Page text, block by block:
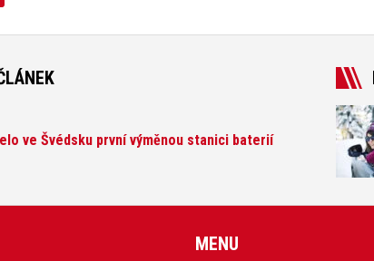
ve Švédsku první výměnou stanici baterií
MENU